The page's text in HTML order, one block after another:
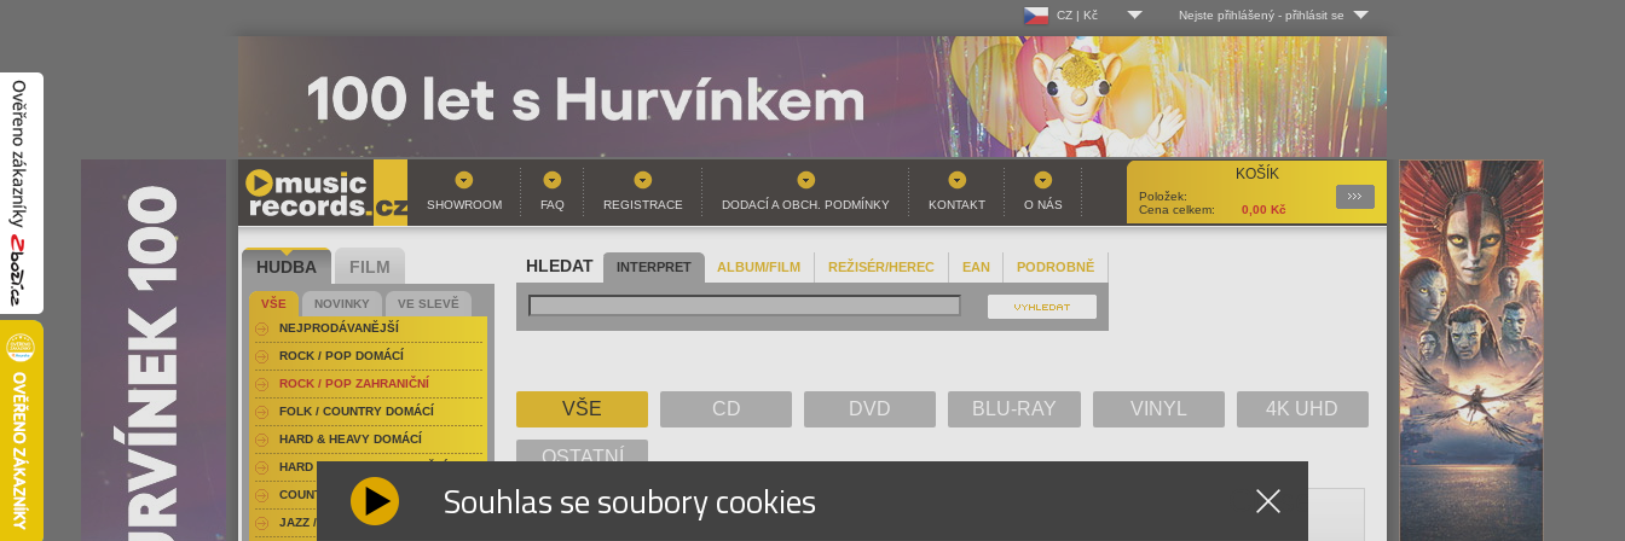
CZ | Kč
CZ | Kč
SK | EUR
Nejste přihlášený - přihlásit se
Log-in
Uživ. jméno:
Heslo:
Registrace
KOŠÍK
Položek:
Cena celkem:
0,00 Kč
Podrobnosti
SHOWROOM
FAQ REGISTRACE DODACÍ A OBCH. PODMÍNKY KONTAKT O NÁS
HLEDAT INTERPRET ALBUM/FILM REŽISÉR/HEREC EAN PODROBNĚ
VŠE CD DVD BLU-RAY VINYL 4K UHD
OSTATNÍ
G
HUDBA FILM
VŠE NOVINKY
VE SLEVĚ
NEJPRODÁVANĚJŠÍ
ROCK / POP DOMÁCÍ
ROCK / POP ZAHRANIČNÍ
FOLK / COUNTRY DOMÁCÍ
HARD & HEAVY DOMÁCÍ
HARD & HEAVY ZAHRANIČNÍ
COUNTRY
JAZZ / BLUES Souhlas se soubory cookies Close